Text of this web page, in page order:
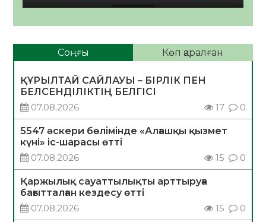
Соңғы Көп қаралған
ҚҰРЫЛТАЙ САЙЛАУЫ – БІРЛІК ПЕН
БЕЛСЕНДІЛІКТІҢ БЕЛГІСІ
07.08.2026
17 0
5547 әскери бөлімінде «Алғашқы қызмет
күні» іс-шарасы өтті
07.08.2026
15 0
Қаржылық сауаттылықты арттыруға
бағытталған кездесу өтті
07.08.2026
15 0